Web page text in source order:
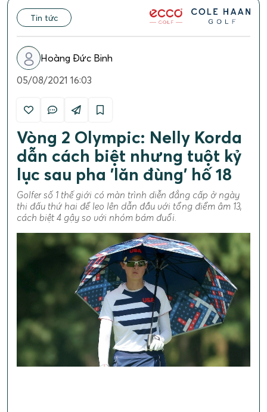
Tin tức
Hoàng Đức Binh
05/08/2021 16:03
Vòng 2 Olympic: Nelly Korda
dẫn cách biệt nhưng tuột kỷ
lục sau pha 'lăn đùng' hố 18
Golfer số 1 thế giới có màn trình diễn đẳng cấp ở ngày
thi đấu thứ hai để leo lên dẫn đầu với tổng điểm âm 13,
cách biệt 4 gậy so với nhóm bám đuổi.